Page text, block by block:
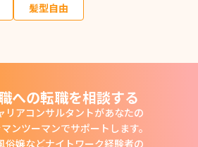
髪型自由
への転職を相談する
リアコンサルタントがあなたの
ンツーマンでサポートします。
俗嬢などナイトワーク経験者の